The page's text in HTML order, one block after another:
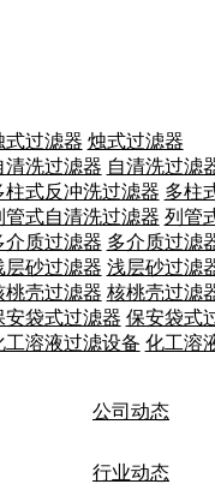
烛式过滤器
自清洗过滤
多柱
列管
多介质过滤
浅层砂过滤
核桃壳过滤
保安袋式
化工溶
公司动态
行业动态